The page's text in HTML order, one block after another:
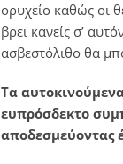
ορυχείο καθώς οι
βρει κανείς σ’
ασβεστόλιθο θα
Τα
ευπρόσδεκτο
αποδεσμεύοντας